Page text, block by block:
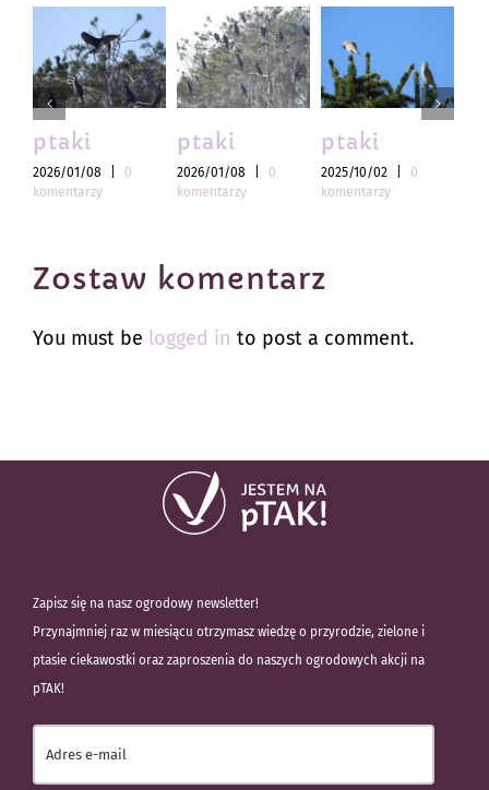
ptaki
2026/01/08
0
komentarzy
ptaki
2026/01/08
0
komentarzy
ptaki
2025/10/02
0
komentarzy
Zostaw komentarz
You must be logged in to post a comment.
Zapisz się na nasz ogrodowy newsletter!
Przynajmniej raz w miesiącu otrzymasz wiedzę o przyrodzie, zielone i
ptasie ciekawostki oraz zaproszenia do naszych ogrodowych akcji na
pTAK!